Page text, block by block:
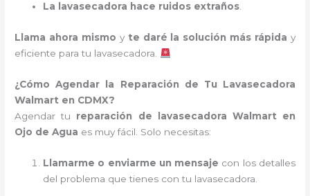
La lavasecadora hace ruidos extraños.
Llama ahora mismo y te daré la solución más rápida y
eficiente para tu lavasecadora.
¿Cómo Agendar la Reparación de Tu Lavasecadora
Walmart en CDMX?
Agendar tu reparación de lavasecadora Walmart en
Ojo de Agua es muy fácil. Solo necesitas:
Llamarme o enviarme un mensaje con los detalles
del problema que tienes con tu lavasecadora.